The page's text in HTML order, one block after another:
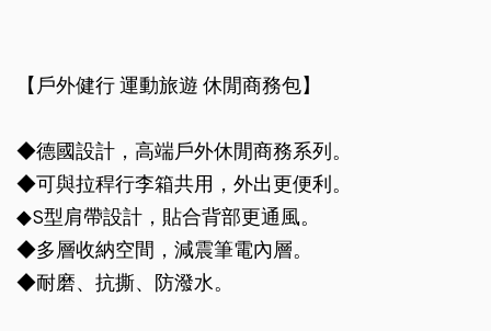
【戶外健行 運動旅遊 休閒商務包】
◆德國設計，高端戶外休閒商務系列。
◆可與拉稈行李箱共用，外出更便利。
◆S型肩帶設計，貼合背部更通風。
◆多層收納空間，減震筆電內層。
◆耐磨、抗撕、防潑水。